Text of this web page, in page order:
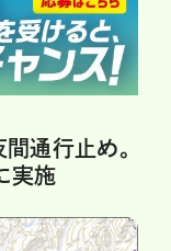
通行止め。
実施